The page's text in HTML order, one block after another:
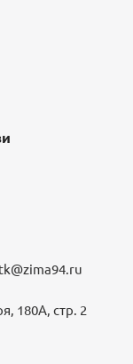
tk@zima94.ru
180А, стр. 2